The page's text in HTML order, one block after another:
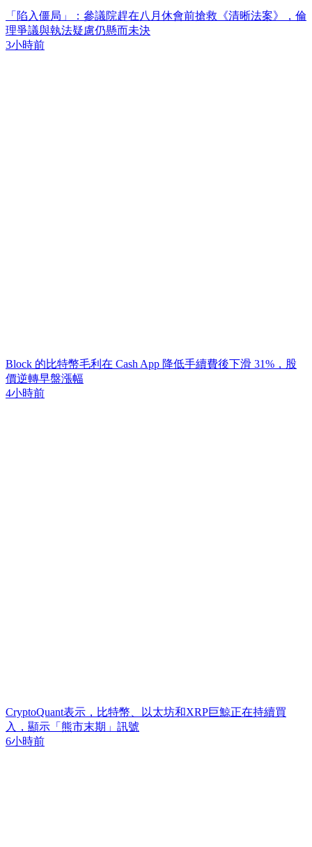
「陷入僵局」：參議院趕在八月休會前搶救《清晰法案》，倫
理爭議與執法疑慮仍懸而未決
3小時前
Block 的比特幣毛利在 Cash App 降低手續費後下滑 31%，股
價逆轉早盤漲幅
4小時前
CryptoQuant表示，比特幣、以太坊和XRP巨鯨正在持續買
入，顯示「熊市末期」訊號
6小時前